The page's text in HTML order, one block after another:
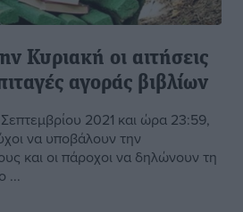
Κυριακή οι αιτήσεις
αγοράς βιβλίων
2021 και ώρα 23:59,
να υποβάλουν την
και οι πάροχοι να δηλώνουν τη
...